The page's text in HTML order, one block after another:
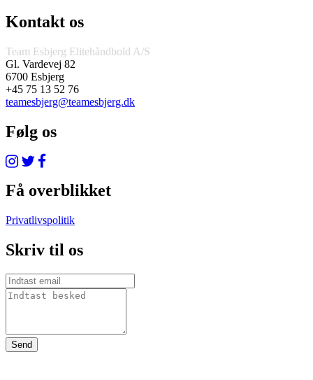
Kontakt os
Team Esbjerg Elitehåndbold A/S
Gl. Vardevej 82
6700 Esbjerg
+45 75 13 52 76
teamesbjerg@teamesbjerg.dk
Følg os
Få overblikket
Privatlivspolitik
Skriv til os